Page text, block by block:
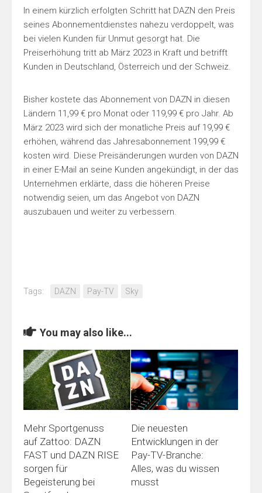
In einem kürzlich erfolgten Schritt hat DAZN den Preis
seines Abonnementdienstes nahezu verdoppelt, was
bei vielen Kunden für Unmut gesorgt hat. Die
Preiserhöhung tritt ab März 2023 in Kraft und betrifft
Kunden in Deutschland, Österreich und der Schweiz.
Bisher kostete das Abonnement von DAZN in diesen
Ländern 11,99 € pro Monat oder 119,99 € pro Jahr. Ab
März 2023 wird sich der monatliche Preis auf 19,99 €
erhöhen, während das Jahresabonnement 199,99 €
kosten wird. Diese Preisänderungen wurden von DAZN
in einer E-Mail an seine Kunden angekündigt, in der das
Unternehmen erklärte, dass die höheren Preise
notwendig seien, um das Angebot von DAZN
auszubauen und weiter zu verbessern.
Tags: DAZN Pay-TV Sky
You may also like...
Mehr Sportgenuss
auf Zattoo: DAZN
FAST und DAZN RISE
sorgen für
Begeisterung bei
Die neuesten
Entwicklungen in der
Pay-TV-Branche:
Alles, was du wissen
musst